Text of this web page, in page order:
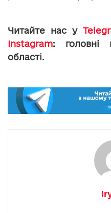
Читайте нас у
Instagram: головні
області.